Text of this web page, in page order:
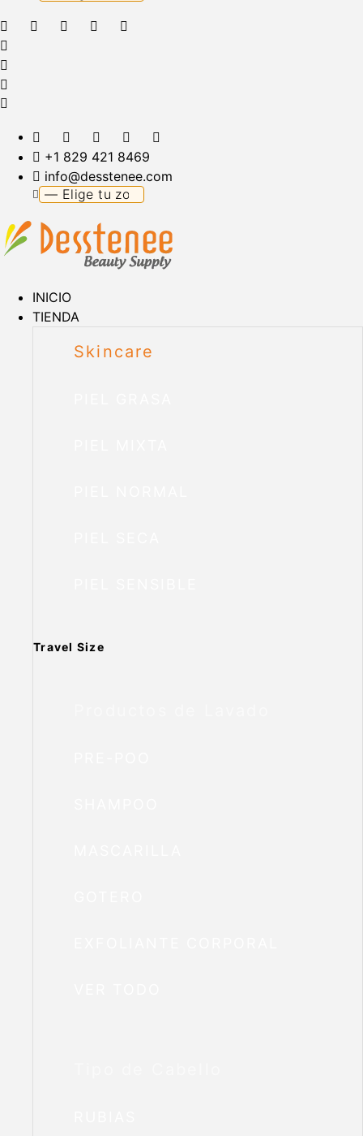
+1 829 421 8469
info@desstenee.com
INICIO
TIENDA
Skincare
Travel Size